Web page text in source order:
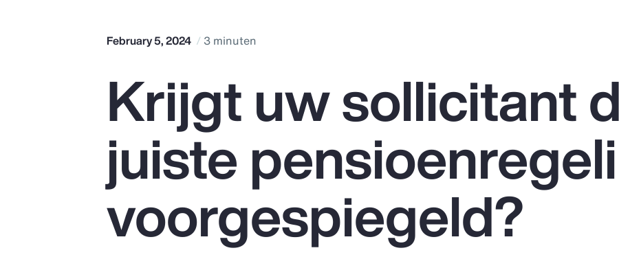
Popular Searches
Pay Transparency
Parametrics
Top Insights
February 5, 2024 3 minuten
Krijgt uw sollicitant
juiste
voorgespiegeld?